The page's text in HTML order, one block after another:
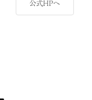
公式HPへ